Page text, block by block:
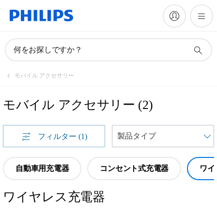
何をお探しですか？
モバイル アクセサリー
モバイル アクセサリー (2)
フィルター (1)
自動車用充電器 コンセント式充電器 ワ
ワイヤレス充電器